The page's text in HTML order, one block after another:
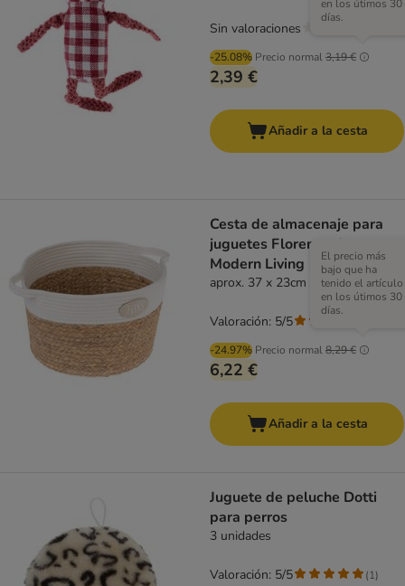
-25.08% Precio normal3,19 €
en los útimos 30
días.
2,39 €
Sin valoraciones
Añadir a la cesta
Cesta de almacenaje para
juguetes Florence de
Modern Living
aprox. 37 x 23cm (Diám x Al)
-24.97% Precio normal8,29 €
El precio más
bajo que ha
tenido el artículo
en los útimos 30
días.
6,22 €
Valoración: 5/5
Añadir a la cesta
Juguete de peluche Dotti
para perros
3 unidades
Valoración: 5/5 (1)